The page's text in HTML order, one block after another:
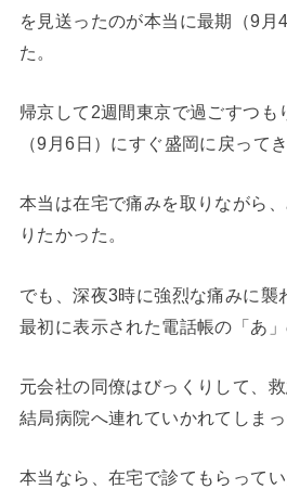
を見送ったのが本当に最期（9月
た。
帰京して2週間東京で過ごすつも
（9月6日）にすぐ盛岡に戻ってき
本当は在宅で痛みを取りながら
りたかった。
でも、深夜3時に強烈な痛みに襲
最初に表示された電話帳の「あ」
元会社の同僚はびっくりして、
結局病院へ連れていかれてしまっ
本当なら、在宅で診てもらって